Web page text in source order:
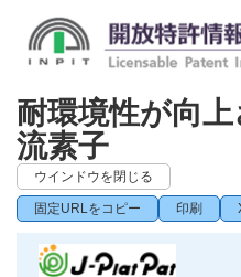
耐環境性が向
流素子
ウインドウを閉じる
固定URLをコピー 印刷